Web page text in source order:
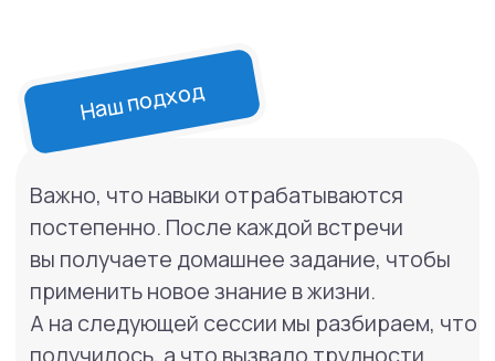
и долгосрочному планированию.
Сила групповой поддержки
Вы занимаетесь в группе людей,
трудностями. Это дает не только
поддержку ведущего-психолога,
но и бесценный опыт обмена
идеями, лайфхаками и поддержкой
друг друга. Вы понимаете, что
вы не одни.
100% практическая